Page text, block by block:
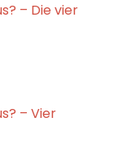
– Die vier
– Vier